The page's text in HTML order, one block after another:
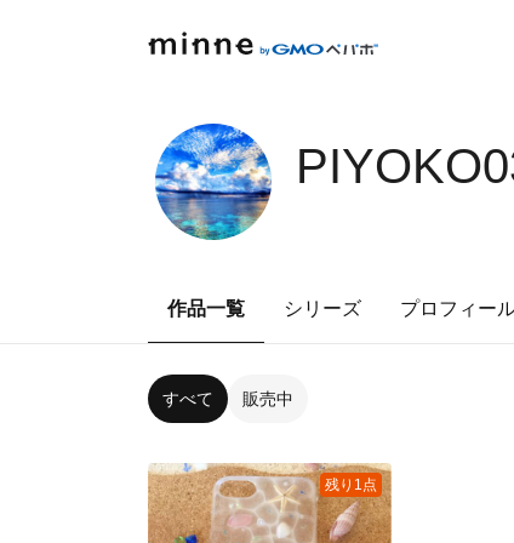
作品一覧 シリーズ プロフィー
すべて 販売中
残り1点